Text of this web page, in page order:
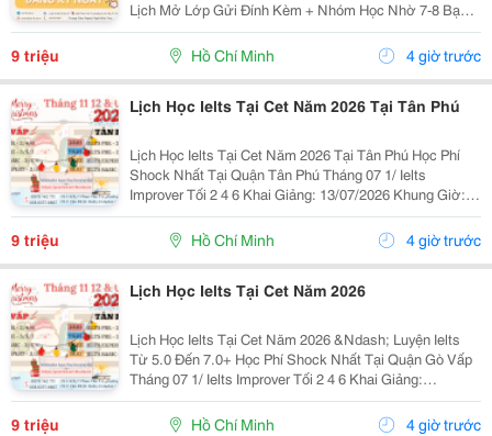
Lịch Mở Lớp Gửi Đính Kèm + Nhóm Học Nhờ 7-8 Bạn/
Lớp + Giáo Trình Ielts Có Band Điểm Lộ Trình, Sách
Nước Ngoài Bám Sát + Chia Đều 4 Kỹ...
9 triệu Hồ Chí Minh 4 giờ trước
Lịch Học Ielts Tại Cet Năm 2026 Tại Tân Phú
Lịch Học Ielts Tại Cet Năm 2026 Tại Tân Phú Học Phí
Shock Nhất Tại Quận Tân Phú Tháng 07 1/ Ielts
Improver Tối 2 4 6 Khai Giảng: 13/07/2026 Khung Giờ:
18:00 Đến 21:00 Học Phí Ưu Đãi 5% Khi Đăng Ký 2/ Ielts
Basic Tối 3 5 7 Khai...
9 triệu Hồ Chí Minh 4 giờ trước
Lịch Học Ielts Tại Cet Năm 2026
Lịch Học Ielts Tại Cet Năm 2026 &Ndash; Luyện Ielts
Từ 5.0 Đến 7.0+ Học Phí Shock Nhất Tại Quận Gò Vấp
Tháng 07 1/ Ielts Improver Tối 2 4 6 Khai Giảng:
13/07/2026 Khung Giờ: 18:00 Đến 21:00 Học Phí Ưu Đãi
5% Khi Đăng Ký 2/ Ielts...
9 triệu Hồ Chí Minh 4 giờ trước